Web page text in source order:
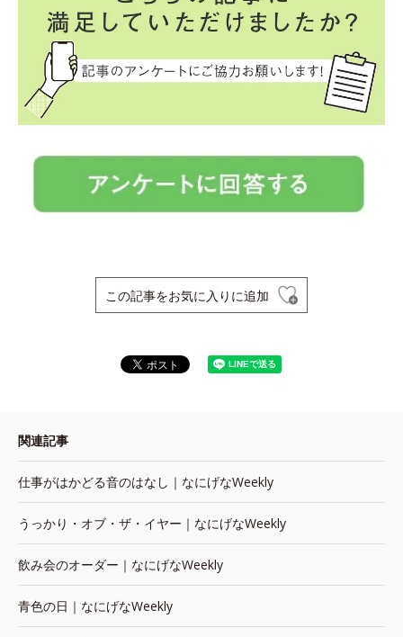
この記事をお気に入りに追加
関連記事
仕事がはかどる音のはなし｜なにげなWeekly
うっかり・オブ・ザ・イヤー｜なにげなWeekly
飲み会のオーダー｜なにげなWeekly
青色の日｜なにげなWeekly